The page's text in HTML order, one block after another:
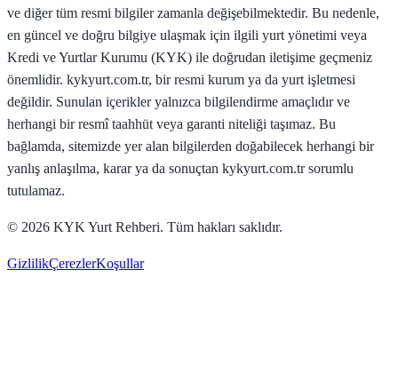
ve diğer tüm resmi bilgiler zamanla değişebilmektedir. Bu nedenle,
en güncel ve doğru bilgiye ulaşmak için ilgili yurt yönetimi veya
Kredi ve Yurtlar Kurumu (KYK) ile doğrudan iletişime geçmeniz
önemlidir. kykyurt.com.tr, bir resmi kurum ya da yurt işletmesi
değildir. Sunulan içerikler yalnızca bilgilendirme amaçlıdır ve
herhangi bir resmî taahhüt veya garanti niteliği taşımaz. Bu
bağlamda, sitemizde yer alan bilgilerden doğabilecek herhangi bir
yanlış anlaşılma, karar ya da sonuçtan kykyurt.com.tr sorumlu
tutulamaz.
© 2026 KYK Yurt Rehberi. Tüm hakları saklıdır.
GizlilikÇerezlerKoşullar